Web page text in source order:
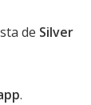
de Silver
.